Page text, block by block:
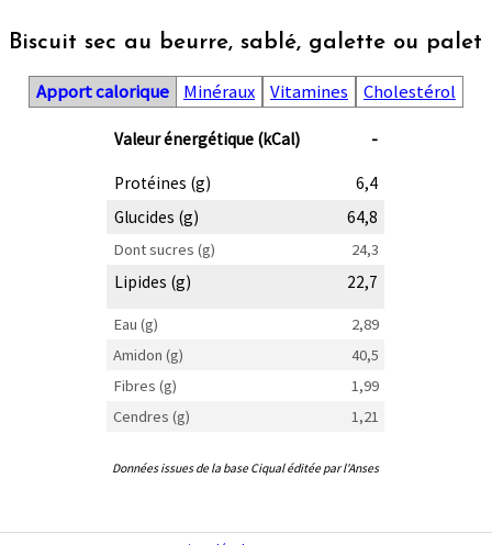
Biscuit sec au beurre, sablé, galette ou palet
Apport calorique Minéraux Vitamines Cholestérol
Valeur énergétique (kCal) -
Protéines (g)
6,4
Glucides (g)
64,8
Dont sucres (g) 24,3
Lipides (g) 22,7
Eau (g)
2,89
Amidon (g)
40,5
Fibres (g)
1,99
Cendres (g)
1,21
Données issues de la base Ciqual éditée par l'Anses